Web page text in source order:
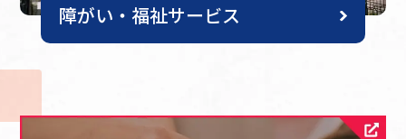
障がい・福祉サービス